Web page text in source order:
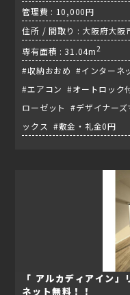
管理費 : 10,000円
住所 / 間取り : 大阪府大阪
専有面積 : 31.04m2
#収納おおめ #インターネ
#エアコン #オートロック
ローゼット #デザイナー
ックス #敷金・礼金0円
「 アルカディアイン
ネット無料！！